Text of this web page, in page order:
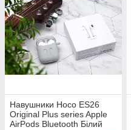
Навушники Hoco ES26
Original Plus series Apple
AirPods Bluetooth Білий